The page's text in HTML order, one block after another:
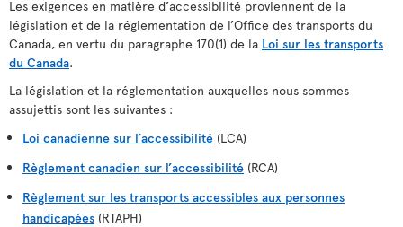
Les exigences en matière d’accessibilité proviennent de la
législation et de la réglementation de l’Office des transports du
Canada, en vertu du paragraphe 170(1) de la Loi sur les transports
du Canada.
La législation et la réglementation auxquelles nous sommes
assujettis sont les suivantes :
Loi canadienne sur l’accessibilité (LCA)
Règlement canadien sur l’accessibilité (RCA)
Règlement sur les transports accessibles aux personnes
handicapées (RTAPH)